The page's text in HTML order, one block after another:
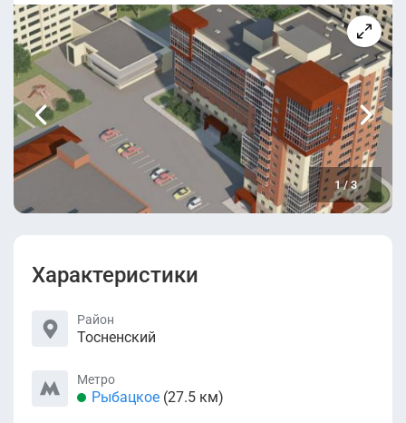
1/3
Характеристики
Район
Тосненский
Метро
Рыбацкое (27.5 км)